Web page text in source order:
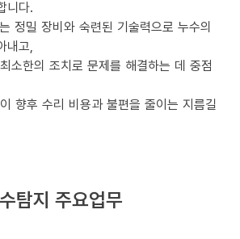
니다.
정밀 장비와 숙련된 기술력으로 누수의
내고,
소한의 조치로 문제를 해결하는 데 중점
향후 수리 비용과 불편을 줄이는 지름길
탐지 주요업무